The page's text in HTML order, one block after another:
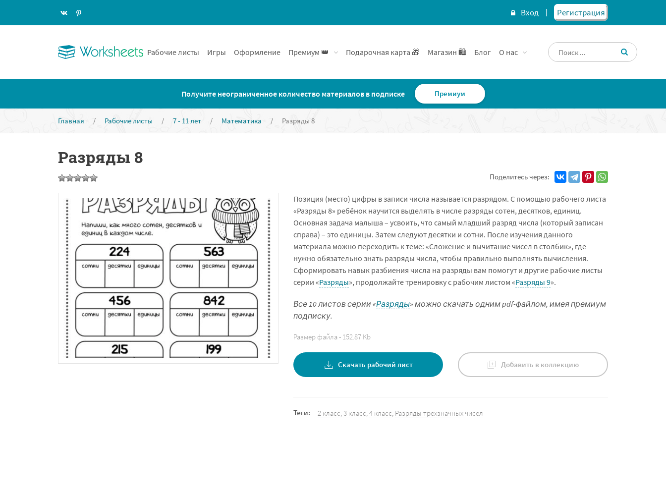
Вход Регистрация
Рабочие листы Игры Оформление Премиум 👑 Подарочная карта 🎁 Магазин 🛍️ Блог О нас
Получите неограниченное количество материалов в подписке Премиум
Главная / Рабочие листы / 7 - 11 лет / Математика / Разряды 8
Разряды 8
Поделитесь через:
Позиция (место) цифры в записи числа называется разрядом. С помощью рабочего листа
«Разряды 8» ребёнок научится выделять в числе разряды сотен, десятков, единиц.
Основная задача малыша – усвоить, что самый младший разряд числа (который записан
справа) – это единицы. Затем следуют десятки и сотни. После изучения данного
материала можно переходить к теме: «Сложение и вычитание чисел в столбик», где
нужно обязательно знать разряды числа, чтобы правильно выполнять вычисления.
Сформировать навык разбиения числа на разряды вам помогут и другие рабочие листы
серии «Разряды», продолжайте тренировку с рабочим листом «Разряды 9».
Все 10 листов серии «Разряды» можно скачать одним pdf-файлом, имея премиум
подписку.
Размер файла - 152.87 Kb
Скачать рабочий лист Добавить в коллекцию
Теги: 2 класс,3 класс,4 класс, Разряды трехзначных чисел